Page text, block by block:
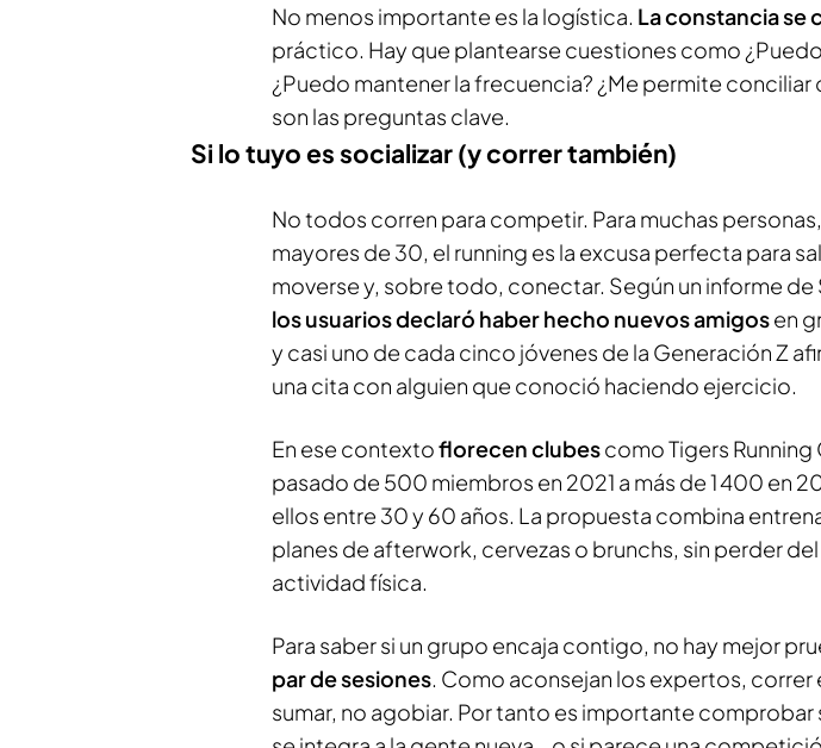
No menos importante es la logística. La constancia se
práctico. Hay que plantearse cuestiones como
¿Puedo mantener la frecuencia? ¿Me permite conciliar
son las preguntas clave.
Si lo tuyo es socializar (y correr también)
No todos corren para competir. Para muchas
mayores de 30, el running es la excusa perfecta para
moverse y, sobre todo, conectar. Según un informe de
los usuarios declaró haber hecho nuevos amigosen
y casi uno de cada cinco jóvenes de la Generación Z
una cita con alguien que conoció haciendo ejercicio.
En ese contextoflorecen clubescomo Tigers Running
pasado de 500 miembros en 2021 a más de 1 400 en
ellos entre 30 y 60 años. La propuesta combina
planes de afterwork, cervezas o brunchs, sin perder
actividad física.
Para saber si un grupo encaja contigo, no hay mejor
par de sesiones. Como aconsejan los expertos, correr
sumar, no agobiar. Por tanto es importante comprobar